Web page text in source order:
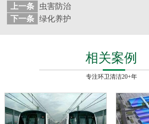
上一条
虫害防治
下一条 绿化养护
相关案例
专注环卫清洁20+年